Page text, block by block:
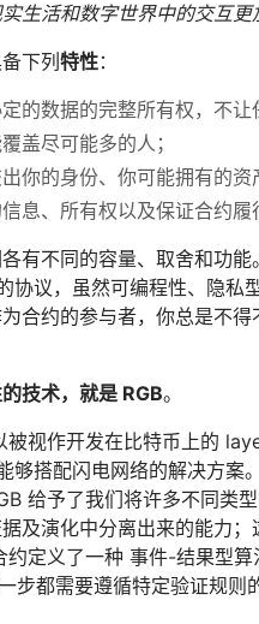
生活和数字世界中的交互更
下列 特性：
的数据的完整所有权，不让
盖尽可能多的人；
你的身份、你可能拥有的资
息、所有权以及保证合约履
有不同的容量、取舍和功
议，虽然可编程性、隐私
合约的参与者，你总是不
技术，就是 RGB。
被视作开发在比特币上的
搭配闪电网络的解决方案
给予了我们将许多不同类
及演化中分离出来的能力
定义了一种 事件-结果型
都需要遵循特定验证规则